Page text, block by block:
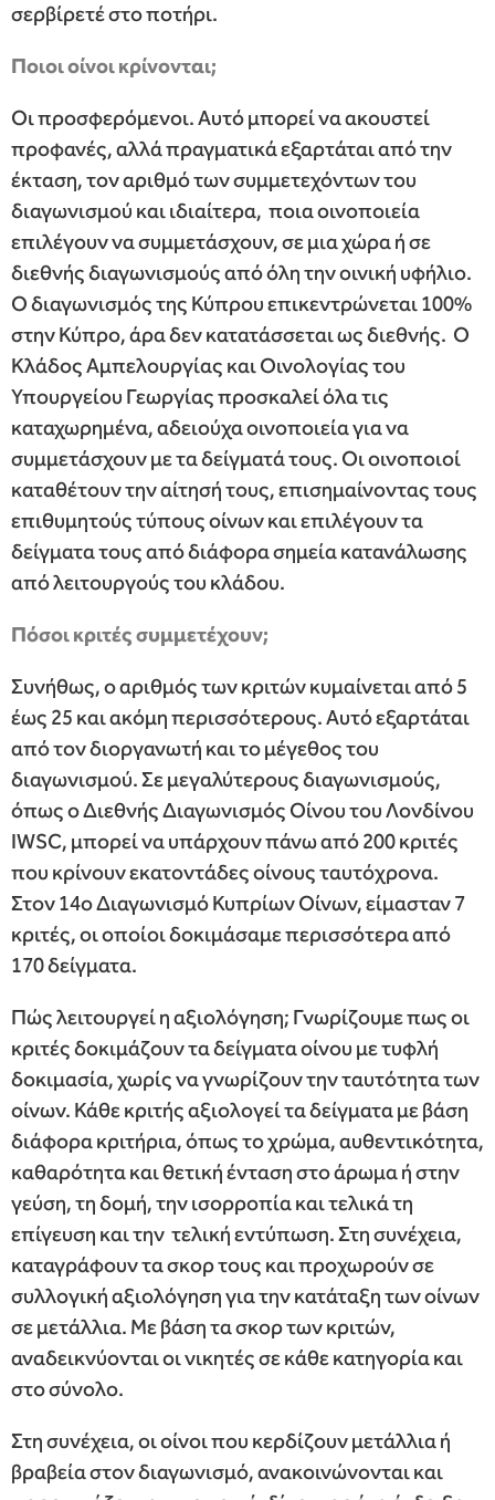
σερβίρετέ στο ποτήρι.
Ποιοι οίνοι κρίνονται;
Οι προσφερόμενοι. Αυτό μπορεί να ακουστεί
προφανές, αλλά πραγματικά εξαρτάται από την
έκταση, τον αριθμό των συμμετεχόντων του
διαγωνισμού και ιδιαίτερα, ποια οινοποιεία
επιλέγουν να συμμετάσχουν, σε μια χώρα ή σε
διεθνής διαγωνισμούς από όλη την οινική υφήλιο.
Ο διαγωνισμός της Κύπρου επικεντρώνεται 100%
στην Κύπρο, άρα δεν κατατάσσεται ως διεθνής. Ο
Κλάδος Αμπελουργίας και Οινολογίας του
Υπουργείου Γεωργίας προσκαλεί όλα τις
καταχωρημένα, αδειούχα οινοποιεία για να
συμμετάσχουν με τα δείγματά τους. Οι οινοποιοί
καταθέτουν την αίτησή τους, επισημαίνοντας τους
επιθυμητούς τύπους οίνων και επιλέγουν τα
δείγματα τους από διάφορα σημεία κατανάλωσης
από λειτουργούς του κλάδου.
Πόσοι κριτές συμμετέχουν;
Συνήθως, ο αριθμός των κριτών κυμαίνεται από 5
έως 25 και ακόμη περισσότερους. Αυτό εξαρτάται
από τον διοργανωτή και το μέγεθος του
διαγωνισμού. Σε μεγαλύτερους διαγωνισμούς,
όπως ο Διεθνής Διαγωνισμός Οίνου του Λονδίνου
IWSC, μπορεί να υπάρχουν πάνω από 200 κριτές
που κρίνουν εκατοντάδες οίνους ταυτόχρονα.
Στον 14ο Διαγωνισμό Κυπρίων Οίνων, είμασταν 7
κριτές, οι οποίοι δοκιμάσαμε περισσότερα από
170 δείγματα.
Πώς λειτουργεί η αξιολόγηση; Γνωρίζουμε πως οι
κριτές δοκιμάζουν τα δείγματα οίνου με τυφλή
δοκιμασία, χωρίς να γνωρίζουν την ταυτότητα των
οίνων. Κάθε κριτής αξιολογεί τα δείγματα με βάση
διάφορα κριτήρια, όπως το χρώμα, αυθεντικότητα,
καθαρότητα και θετική ένταση στο άρωμα ή στην
γεύση, τη δομή, την ισορροπία και τελικά τη
επίγευση και την τελική εντύπωση. Στη συνέχεια,
καταγράφουν τα σκορ τους και προχωρούν σε
συλλογική αξιολόγηση για την κατάταξη των οίνων
σε μετάλλια. Με βάση τα σκορ των κριτών,
αναδεικνύονται οι νικητές σε κάθε κατηγορία και
στο σύνολο.
Στη συνέχεια, οι οίνοι που κερδίζουν μετάλλια ή
βραβεία στον διαγωνισμό, ανακοινώνονται και